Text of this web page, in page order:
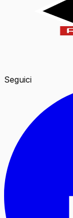
Seguici